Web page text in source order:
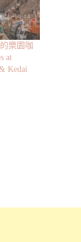
樂園咖
at
Kedai